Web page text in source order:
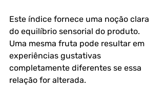
Este índice fornece uma noção clara
do equilíbrio sensorial do produto.
Uma mesma fruta pode resultar em
experiências gustativas
completamente diferentes se essa
relação for alterada.